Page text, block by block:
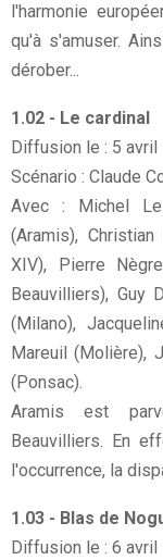
l'harmonie
qu'à s'amuser.
dérober...
1.02 - Le cardinal
Diffusion le : 5 avril
Scénario : Claude
Avec : Michel Le
(Aramis),
XIV), Pierre
Beauvilliers), Guy
(Milano),
Mareuil (Molière),
(Ponsac).
Aramis est
Beauvilliers. En
l'occurrence, la
1.03 - Blas de
Diffusion le : 6 avril